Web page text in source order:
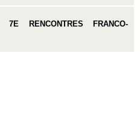
RENCONTRES FRANCO-